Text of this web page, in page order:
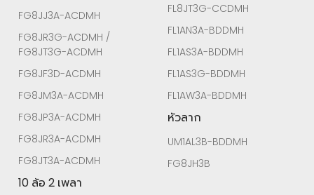
FG8JJ3A-ACDMH
FG8JR3G-ACDMH /
FG8JT3G-ACDMH
FG8JF3D-ACDMH
FG8JM3A-ACDMH
FG8JP3A-ACDMH
FG8JR3A-ACDMH
FG8JT3A-ACDMH
10 ล้อ 2 เพลา
FL8JT3G-CCDMH
FL1AN3A-BDDMH
FL1AS3A-BDDMH
FL1AS3G-BDDMH
FL1AW3A-BDDMH
หัวลาก
UM1AL3B-BDDMH
FG8JH3B